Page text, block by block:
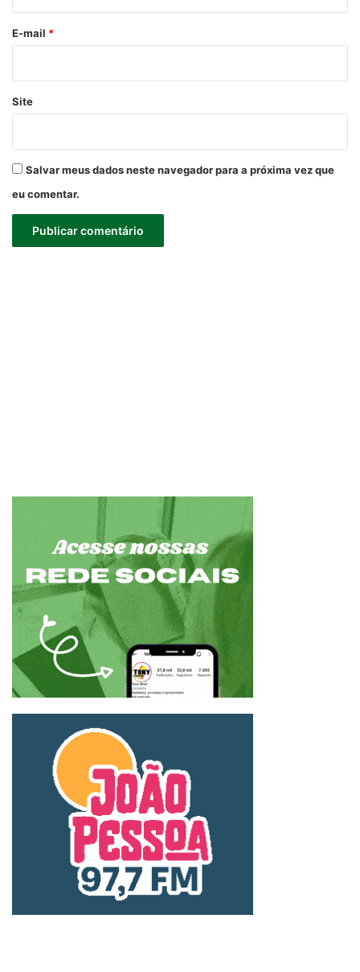
*
E-mail *
Site
Salvar meus dados neste navegador para a próxima vez que
eu comentar.